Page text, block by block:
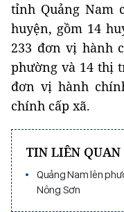
tỉnh Quảng Nam
huyện, gồm 14
233 đơn vị hành
phường và 14 thị
đơn vị hành
chính cấp xã.
TIN LIÊN QUAN
Quảng Nam lên
Nông Sơn